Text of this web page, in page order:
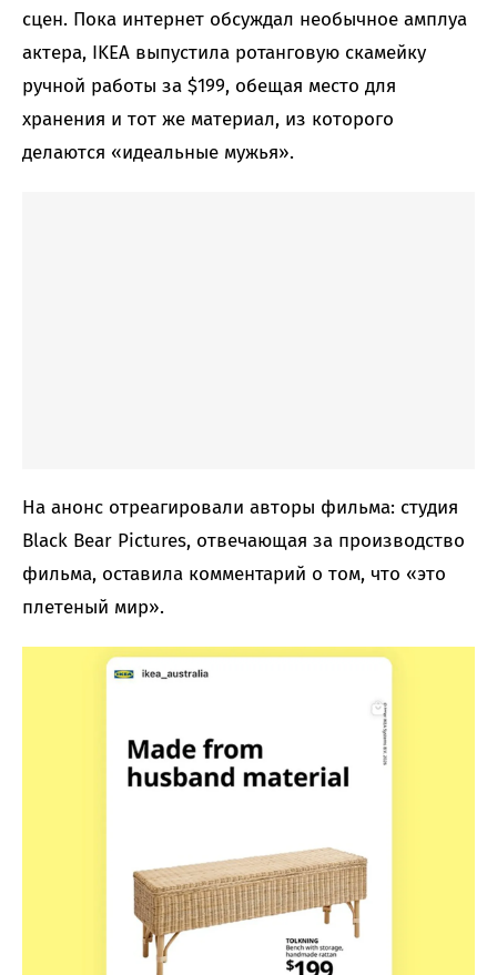
сцен. Пока интернет обсуждал необычное амплуа
актера, IKEA выпустила ротанговую скамейку
ручной работы за $199, обещая место для
хранения и тот же материал, из которого
делаются «идеальные мужья».
На анонс отреагировали авторы фильма: студия
Black Bear Pictures, отвечающая за производство
фильма, оставила комментарий о том, что «это
плетеный мир».